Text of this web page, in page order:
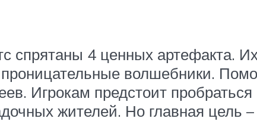
спрятаны 4 ценных артефакта.
волшебники.
Игрокам предстоит пробраться
жителей. Но главная цель –